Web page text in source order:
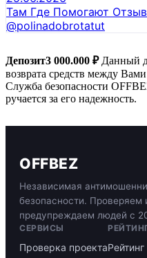
Там Где Помогают
@polinadobrotatut
Депозит3 000.000 ₽Данный
возврата средств между
Служба безопасности
ручается за его надежность.
OFFBEZ
Независимая
безопасности. Проверяем
предупреждаем людей с
СЕРВИСЫ
Проверка проекта